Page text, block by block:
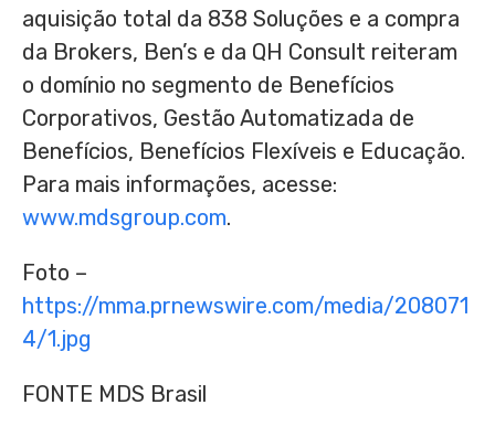
aquisição total da 838 Soluções e a compra
da Brokers, Ben’s e da QH Consult reiteram
o domínio no segmento de Benefícios
Corporativos, Gestão Automatizada de
Benefícios, Benefícios Flexíveis e Educação.
Para mais informações, acesse:
www.mdsgroup.com.
Foto –
https://mma.prnewswire.com/media/208071
4/1.jpg
FONTE MDS Brasil